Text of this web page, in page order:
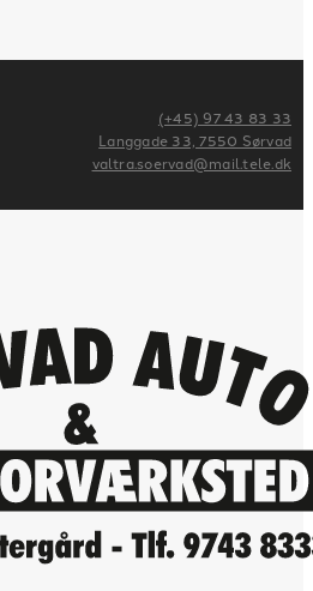
(+45) 97 43 83 33
Langgade 33, 7550 Sørvad
valtra.soervad@mail.tele.dk